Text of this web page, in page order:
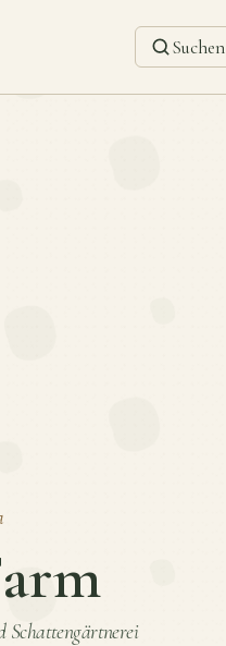
Suchen
Schattengärtnerei